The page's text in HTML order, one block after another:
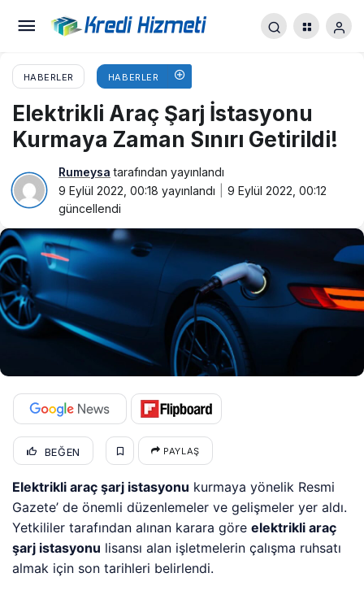
HABERLER HABERLER
Elektrikli Araç Şarj İstasyonu
Kurmaya Zaman Sınırı Getirildi!
Rumeysa tarafından yayınlandı
9 Eylül 2022, 00:18 yayınlandı
9 Eylül 2022, 00:12
güncellendi
BEĞEN PAYLAŞ
Elektrikli araç şarj istasyonu kurmaya yönelik Resmi
Gazete’ de önemli düzenlemeler ve gelişmeler yer aldı.
Yetkililer tarafından alınan karara göreelektrikli araç
şarj istasyonu lisansı alan işletmelerin çalışma ruhsatı
almak için son tarihleri belirlendi.